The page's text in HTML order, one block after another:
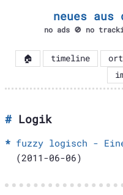
neues
no ads 🚫 no
🏠 timeline
Logik
fuzzy logisch -
(2011-06-06)